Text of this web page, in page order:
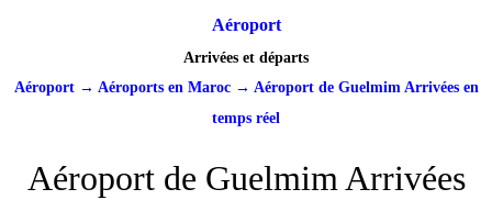
Aéroport
Arrivées et départs
Aéroport→ Aéroports en Maroc→ Aéroport de Guelmim Arrivées en
temps réel
Aéroport de Guelmim Arrivées